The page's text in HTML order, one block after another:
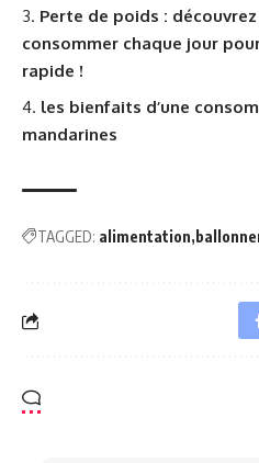
Perte de poids :
consommer chaque jour
rapide !
les bienfaits d’une
mandarines
TAGGED: alimentation